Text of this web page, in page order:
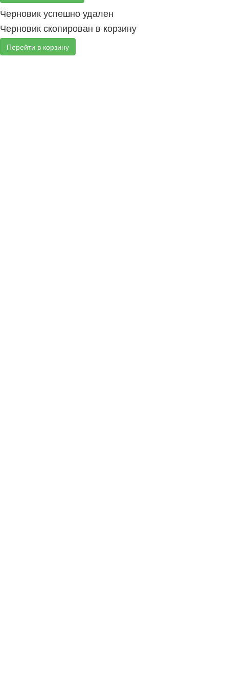
Черновик успешно удален
Черновик скопирован в корзину
Перейти в корзину